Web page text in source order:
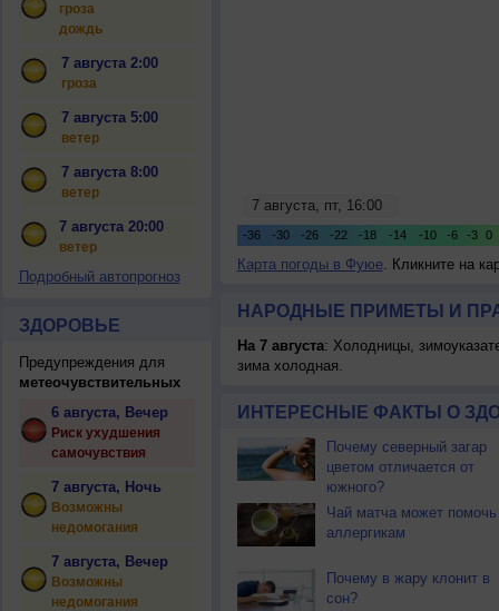
гроза
дождь
7 августа 2:00
гроза
7 августа 5:00
ветер
7 августа 8:00
ветер
7 августа 20:00
ветер
Подробный автопрогноз
ЗДОРОВЬЕ
Предупреждения для
метеочувствительных
6 августа, Вечер
Риск ухудшения
самочувствия
7 августа, Ночь
Возможны
недомогания
7 августа, Вечер
Возможны
недомогания
Карта погоды в Фуюе. Кликните на
НАРОДНЫЕ ПРИМЕТЫ И
На 7 августа: Холодницы,
зима холодная.
ИНТЕРЕСНЫЕ ФАКТЫ О
Почему северный загар
цветом отличается от
южного?
Чай матча может помочь
аллергикам
Почему в жару клонит в
сон?